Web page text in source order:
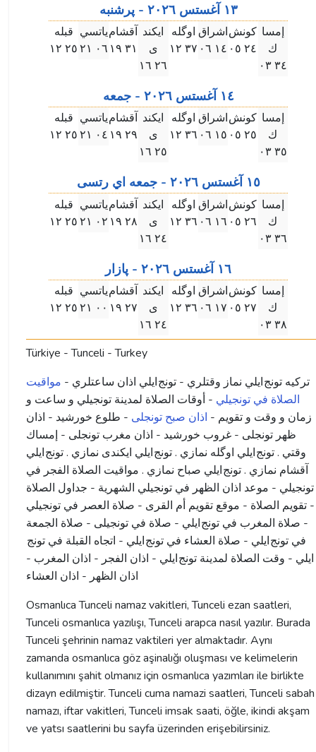
۱۳ آغستس ۲۰۲٦ - پرشنبه
إمسا
ك
۳٤ ۰۳
كونش
۲٤ ۰٥
اشراق
۱٤ ۰٦
اوگله
۳٧ ۱۲
ايكند
ى
۲٦ ۱٦
آقشام
۳۱ ۱٩
ياتسي
۰٦ ۲۱
قبله
۲٥ ۱۲
۱٤ آغستس ۲۰۲٦ - جمعه
إمسا
ك
۳٥ ۰۳
كونش
۲٥ ۰٥
اشراق
۱٥ ۰٦
اوگله
۳٦ ۱۲
ايكند
ى
۲٥ ۱٦
آقشام
۲٩ ۱٩
ياتسي
۰٤ ۲۱
قبله
۲٥ ۱۲
۱٥ آغستس ۲۰۲٦ - جمعه اي رتسى
إمسا
ك
۳٦ ۰۳
كونش
۲٦ ۰٥
اشراق
۱٦ ۰٦
اوگله
۳٦ ۱۲
ايكند
ى
۲٤ ۱٦
آقشام
۲٨ ۱٩
ياتسي
۰۲ ۲۱
قبله
۲٥ ۱۲
۱٦ آغستس ۲۰۲٦ - پازار
إمسا
ك
۳٨ ۰۳
كونش
۲٧ ۰٥
اشراق
۱٧ ۰٦
اوگله
۳٦ ۱۲
ايكند
ى
۲٤ ۱٦
آقشام
۲٧ ۱٩
ياتسي
۰۰ ۲۱
قبله
۲٥ ۱۲
Türkiye - Tunceli - Turkey
ترکیه تونج ايلي نماز وقتلري - تونج ايلي اذان ساعتلري - مواقيت
الصلاة في تونجيلي - أوقات الصلاة لمدينة تونجيلي و ساعت و
زمان و وقت و تقویم - اذان صبح تونجلی - طلوع خورشید - اذان
ظهر تونجلی - غروب خورشید - اذان مغرب تونجلی - إمساك
وقتي . تونج ايلي اوگله نمازي . تونج ايلي ايكندى نمازي . تونج ايلي
آقشام نمازي . تونج ايلي صباح نمازي . مواقيت الصلاة الفجر في
تونجيلي - موعد اذان الظهر في تونجيلي الشهرية - جداول الصلاة
- تقويم الصلاة - موقع تقويم أم القرى - صلاة العصر في تونجيلي
- صلاة المغرب في تونج ايلي - صلاة في تونجیلی - صلاة الجمعة
في تونج ايلي - صلاة العشاء في تونج ايلي - اتجاه القبلة في تونج
ايلي - وقت الصلاة لمدينة تونج ايلي - اذان الفجر - اذان المغرب -
اذان الظهر - اذان العشاء
Osmanlıca Tunceli namaz vakitleri, Tunceli ezan saatleri,
Tunceli osmanlıca yazılışı, Tunceli arapca nasıl yazılır. Burada
Tunceli şehrinin namaz vaktileri yer almaktadır. Aynı
zamanda osmanlıca göz aşinalığı oluşması ve kelimelerin
kullanımını şahit olmanız için osmanlıca yazımları ile birlikte
dizayn edilmiştir. Tunceli cuma namazi saatleri, Tunceli sabah
namazı, iftar vakitleri, Tunceli imsak saati, öğle, ikindi akşam
ve yatsı saatlerini bu sayfa üzerinden erişebilirsiniz.